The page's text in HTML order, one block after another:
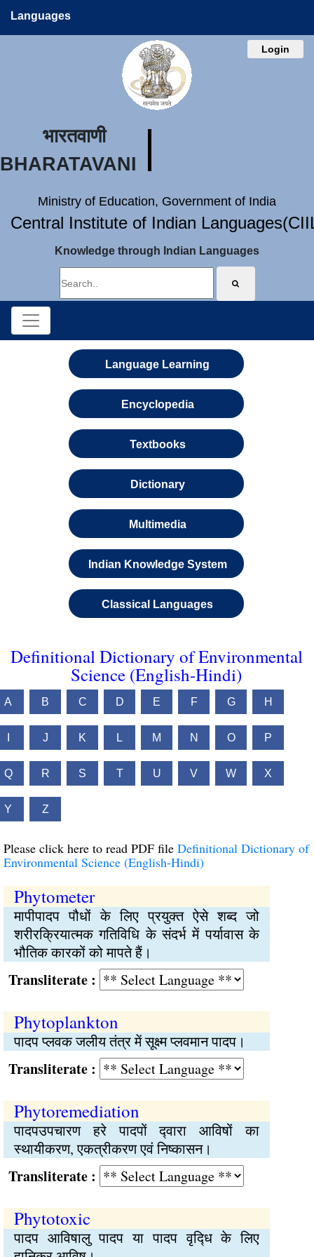
Languages
Login
भारतवाणी
BHARATAVANI
Ministry of Education, Government of India
Central Institute of Indian
Knowledge through Indian Languages
Language Learning
Encyclopedia
Textbooks
Dictionary
Multimedia
Indian Knowledge System
Classical Languages
Definitional Dictionary of Environmental
Science (English-Hindi)
A B C D E F G H
J K L M N O P
Q R S T U V W X
Y Z
Please click here to read PDF file Definitional Dictionary of
Environmental Science (English-Hindi)
Phytometer
मापीपादप पौधों के लिए प्रयुक्‍त ऐसे शब्द जो
शरीरक्रियात्मक गतिविधि के संदर्भ में पर्यावास के
भौतिक कारकों को मापते हैं।
:
Phytoplankton
पादप प्लवक जलीय तंत्र में सूक्ष्म प्लवमान पादप।
:
Phytoremediation
पादपउपचारण हरे पादपों द्‍वारा आविषों का
स्थायीकरण, एकत्रीकरण एवं निष्कासन।
:
Phytotoxic
पादप आविषालु पादप या पादप वृद्‍धि के लिए